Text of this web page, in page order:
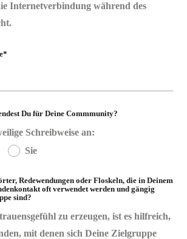
Internetverbindung während des
Du für Deine Commmunity?
Schreibweise an:
Sie
Redewendungen oder Floskeln, die in Deinem
oft verwendet werden und gängig
sind?
zu erzeugen, ist es hilfreich,
mit denen sich Deine Zielgruppe